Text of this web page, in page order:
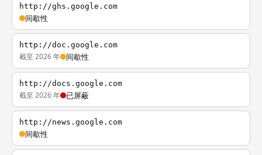
http://ghs.google.com
间歇性
http://doc.google.com
截至 2026 年 间歇性
http://docs.google.com
截至 2026 年 已屏蔽
http://news.google.com
间歇性